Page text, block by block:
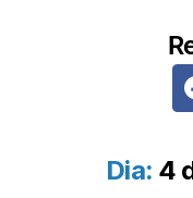
Dia: 4